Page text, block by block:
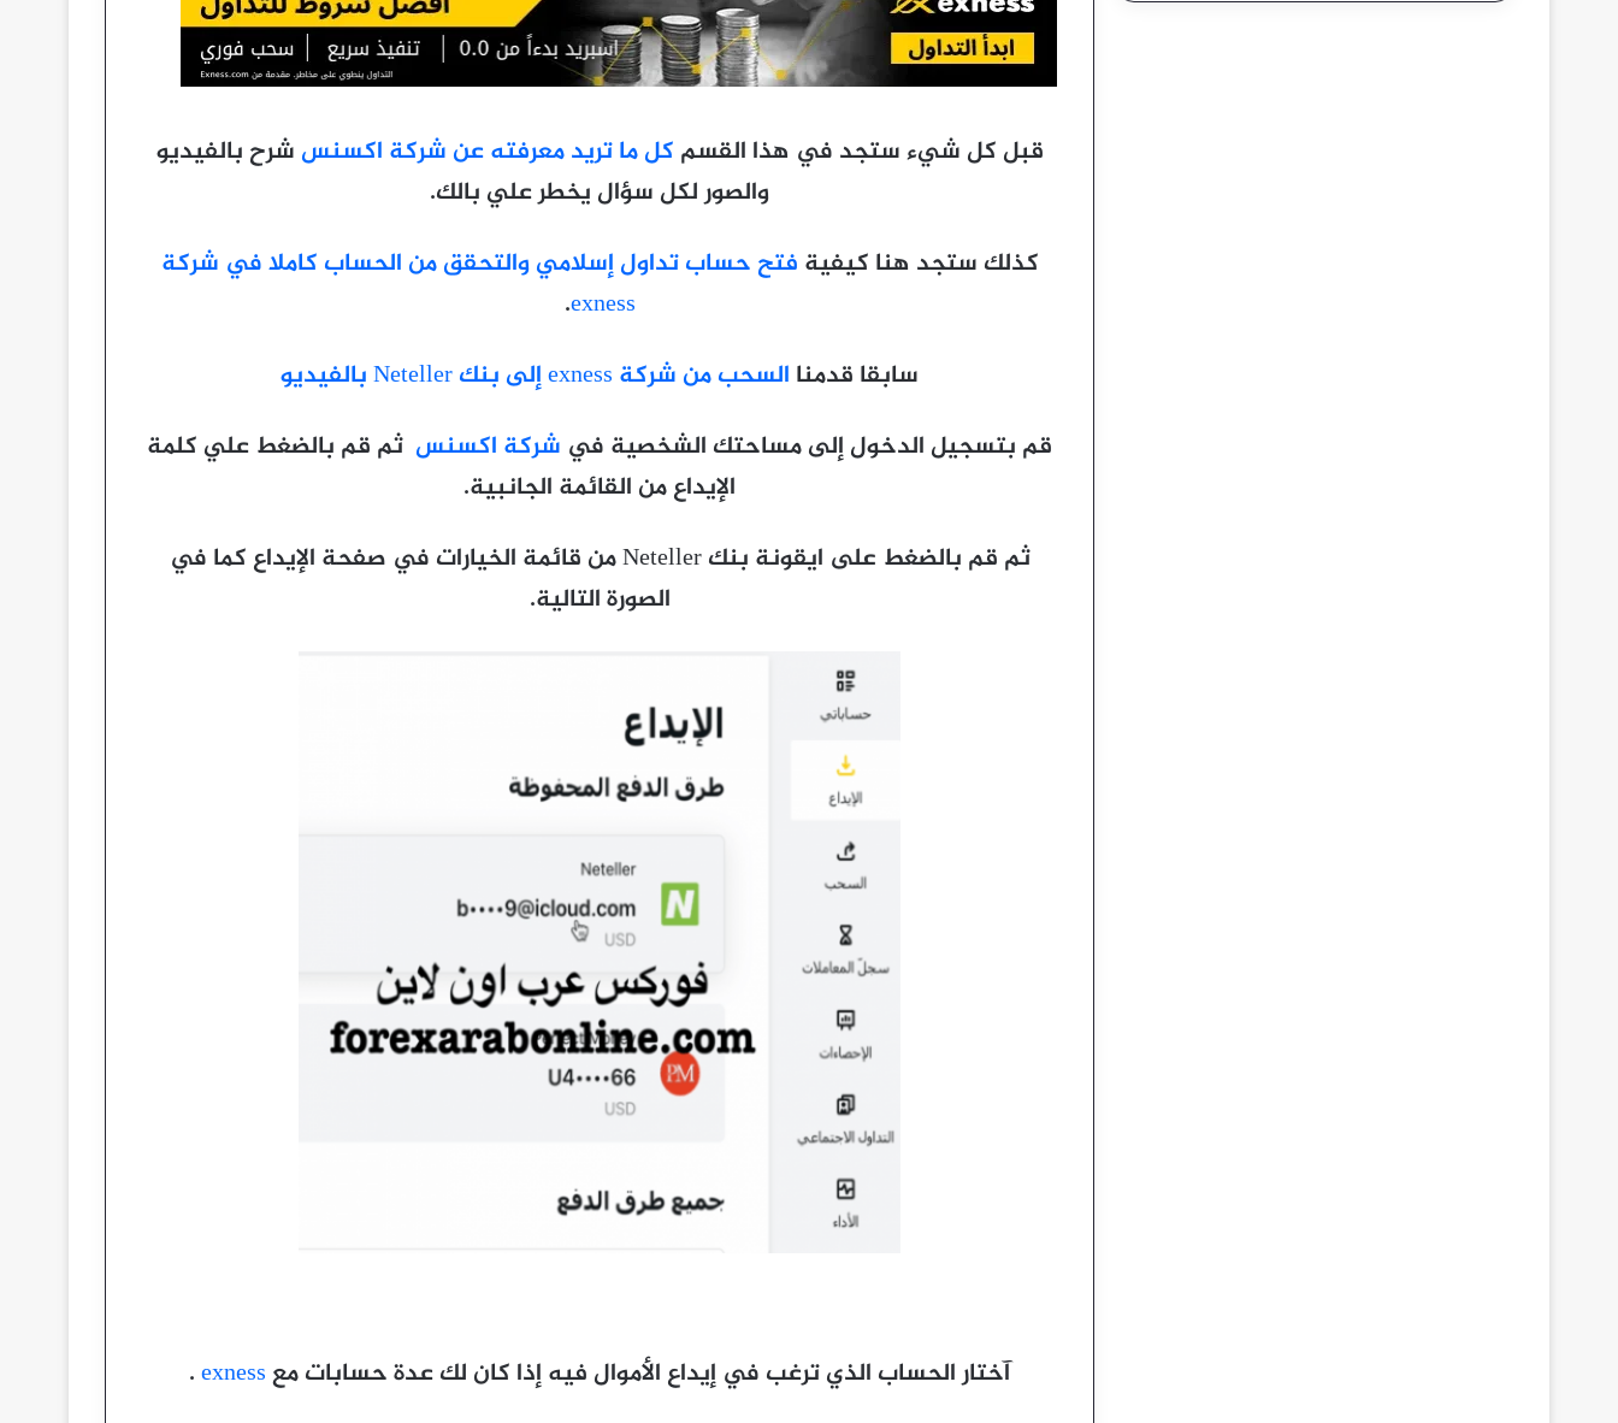
قبل كل شيء ستجد في هذا القسم كل ما تريد معرفته عن شركة اكسنس شرح بالفيديو
والصور لكل سؤال يخطر علي بالك.
كذلك ستجد هنا كيفية فتح حساب تداول إسلامي والتحقق من الحساب كاملا في شركة
exness
.
سابقا قدمنا السحب من شركة exness إلى بنك Neteller بالفيديو
قم بتسجيل الدخول إلى مساحتك الشخصية في شركة اكسنس ثم قم بالضغط علي كلمة
الإيداع من القائمة الجانبية.
ثم قم بالضغط على ايقونة بنك Neteller من قائمة الخيارات في صفحة الإيداع كما في
الصورة التالية.
آختار الحساب الذي ترغب في إيداع الأموال فيه إذا كان لك عدة حسابات معexness
.